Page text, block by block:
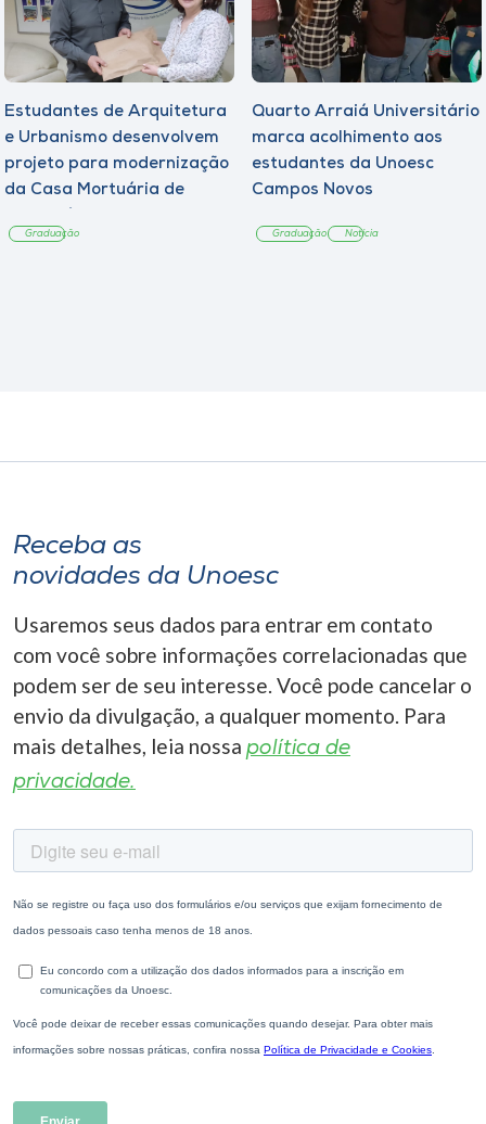
Estudantes de Arquitetura
e Urbanismo desenvolvem
projeto para modernização
da Casa Mortuária de
Graduação
Quarto Arraiá Universitário
marca acolhimento aos
estudantes da Unoesc
Campos Novos
Graduação Notícia
Receba as
novidades da Unoesc
Usaremos seus dados para entrar em contato
com você sobre informações correlacionadas que
podem ser de seu interesse. Você pode cancelar o
envio da divulgação, a qualquer momento. Para
mais detalhes, leia nossa política de
privacidade.